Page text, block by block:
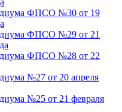
ФПСО №30 от 19
ФПСО №29 от 21
ФПСО №28 от 22
№27 от 20 апреля
№25 от 21 февраля